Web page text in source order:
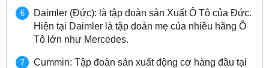
Daimler (Đức): là tập đoàn sản Xuất Ô Tô của Đức.
Hiện tại Daimler là tập doàn mẹ của nhiều hãng Ô
Tô lớn như Mercedes.
Cummin: Tập đoàn sản xuất động cơ hàng đầu tại